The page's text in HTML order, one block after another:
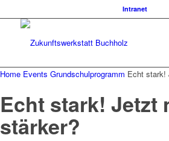
Intranet
Home Events Grundschulprogramm Echt stark!
Echt stark! Jetzt
stärker?